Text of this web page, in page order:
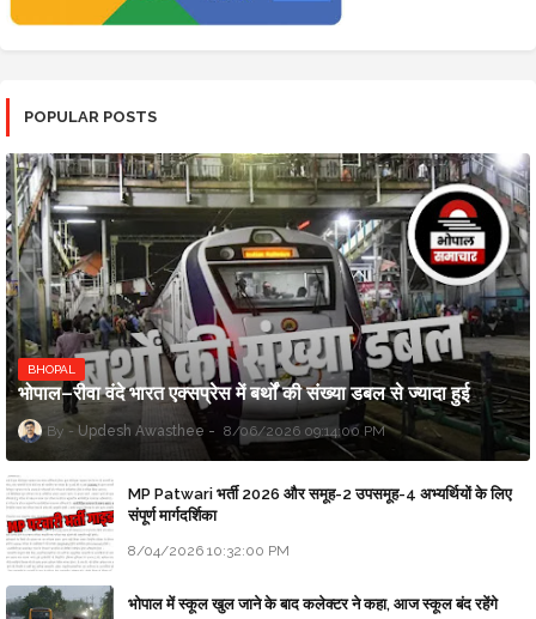
POPULAR POSTS
BHOPAL
भोपाल–रीवा वंदे भारत एक्सप्रेस में बर्थों की संख्या डबल से ज्यादा हुई
Updesh Awasthee 8/06/2026 09:14:00 PM
MP Patwari भर्ती 2026 और समूह-2 उपसमूह-4 अभ्यर्थियों के लिए
संपूर्ण मार्गदर्शिका
8/04/2026 10:32:00 PM
भोपाल में स्कूल खुल जाने के बाद कलेक्टर ने कहा, आज स्कूल बंद रहेंगे